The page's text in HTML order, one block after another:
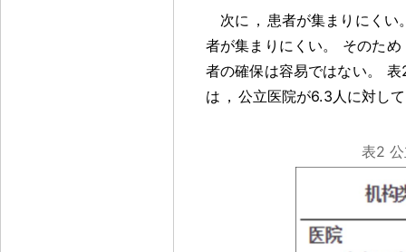
次に ， 患者が集まりにくい
者が集まりにくい。 そのため
者の確保は容易ではない。
表
は ， 公立医院が6.3人に対して
表2